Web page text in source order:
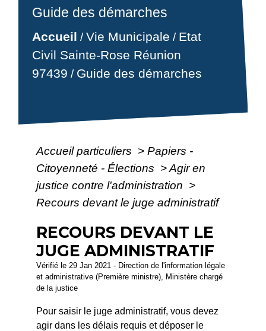
Guide des démarches
Accueil /Vie Municipale / Etat
Civil Sainte-Rose Réunion
97439 / Guide des démarches
Accueil particuliers > Papiers -
Citoyenneté - Élections >Agir en
justice contre l'administration >
Recours devant le juge administratif
RECOURS DEVANT LE
JUGE ADMINISTRATIF
Vérifié le 29 Jan 2021 - Direction de l'information légale
et administrative (Première ministre), Ministère chargé
de la justice
Pour saisir le juge administratif, vous devez
agir dans les délais requis et déposer le